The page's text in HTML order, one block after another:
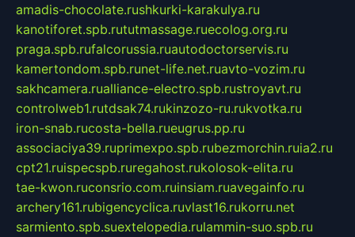
amadis-chocolate.rushkurki-karakulya.ru
kanotiforet.spb.rututmassage.ruecolog.org.ru
praga.spb.rufalcorussia.ruautodoctorservis.ru
kamertondom.spb.runet-life.net.ruavto-vozim.ru
sakhcamera.rualliance-electro.spb.rustroyavt.ru
controlweb1.rutdsak74.rukinzozo-ru.rukvotka.ru
iron-snab.rucosta-bella.rueugrus.pp.ru
associaciya39.ruprimexpo.spb.rubezmorchin.ruia2.ru
cpt21.ruispecspb.ruregahost.rukolosok-elita.ru
tae-kwon.ruconsrio.com.ruinsiam.ruavegainfo.ru
archery161.rubigencyclica.ruvlast16.rukorru.net
sarmiento.spb.suextelopedia.rulammin-suo.spb.ru